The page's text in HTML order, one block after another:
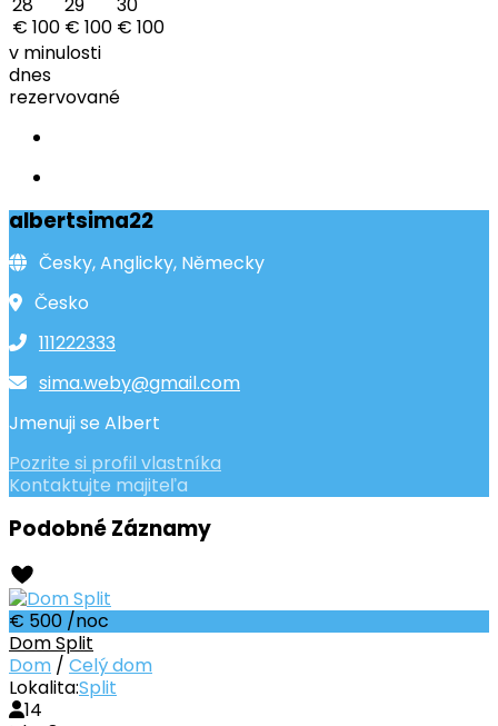
€ 100 € 100 € 100
v minulosti
dnes
rezervované
albertsima22
Česky, Anglicky, Německy
Česko
111222333
sima.weby@gmail.com
Jmenuji se Albert
Pozrite si profil vlastníka
Kontaktujte majiteľa
Podobné Záznamy
€ 500 /noc
Dom Split
Dom / Celý dom
Lokalita:Split
14